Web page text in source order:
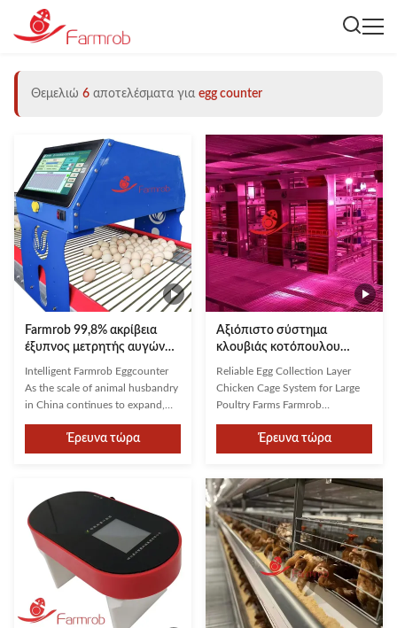
Θεμελιώ 6 αποτελέσματα για egg counter
Farmrob 99,8% ακρίβεια
έξυπνος μετρητής αυγών
25W 220V 50HZ ISO9001
εγκριθεί
Intelligent Farmrob Eggcounter
As the scale of animal husbandry
in China continues to expand,
remained a challenging issue. In
the past, it relied on manual
human intelligence. With the
support of technological
advancements,managing large-
scale ...
Έρευνα τώρα
Αξιόπιστο σύστημα
κλουβιάς κοτόπουλου
στρώσης συλλογής αυγών
για μεγάλες εκμεταλλεύσεις
πουλερικών
Reliable Egg Collection Layer
Chicken Cage System for Large
Poultry Farms Farmrob
farming solutions, offering
customized planning from
design. Our systems account for
weather conditions, wind
direction, specific poultry breeds,
and farm ...
Έρευνα τώρα